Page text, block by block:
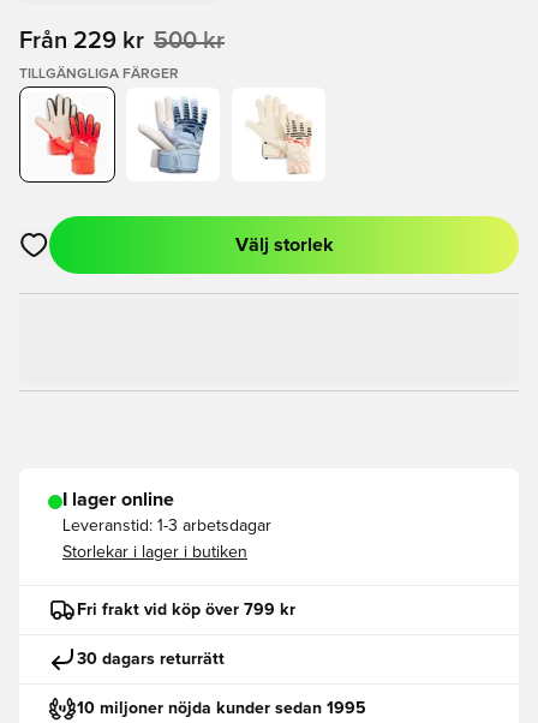
Från 229 kr 500 kr
TILLGÄNGLIGA FÄRGER
Öppnar en Modal för att logga in eller registrera dig som
Välj storlek
I lager online
Leveranstid: 1-3 arbetsdagar
Storlekar i lager i butiken
Fri frakt vid köp över 799 kr
30 dagars returrätt
10 miljoner nöjda kunder sedan 1995